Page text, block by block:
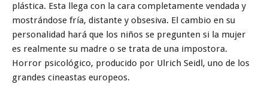
plástica. Esta llega con la cara completamente vendada y
mostrándose fría, distante y obsesiva. El cambio en su
personalidad hará que los niños se pregunten si la mujer
es realmente su madre o se trata de una impostora.
Horror psicológico, producido por Ulrich Seidl, uno de los
grandes cineastas europeos.